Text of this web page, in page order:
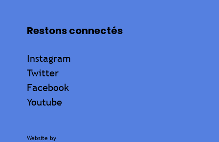
Restons connectés
Instagram
Twitter
Facebook
Youtube
Website by